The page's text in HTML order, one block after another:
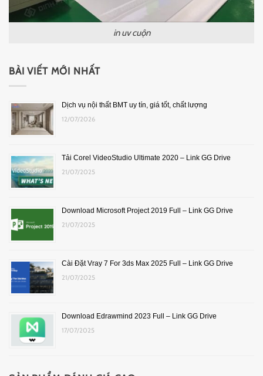
in uv cuộn
BÀI VIẾT MỚI NHẤT
Dịch vụ nội thất BMT uy tín, giá tốt, chất lượng
12/07/2026
Tải Corel VideoStudio Ultimate 2020 – Link GG Drive
21/07/2025
Download Microsoft Project 2019 Full – Link GG Drive
21/07/2025
Cài Đặt Vray 7 For 3ds Max 2025 Full – Link GG Drive
21/07/2025
Download Edrawmind 2023 Full – Link GG Drive
17/07/2025